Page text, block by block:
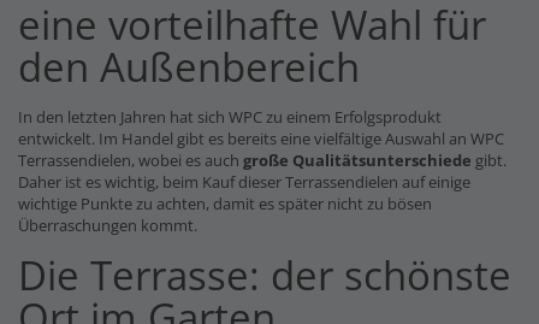
eine vorteilhafte Wahl für
den Außenbereich
In den letzten Jahren hat sich WPC zu einem Erfolgsprodukt
entwickelt. Im Handel gibt es bereits eine vielfältige Auswahl an WPC
Terrassendielen, wobei es auch große Qualitätsunterschiede gibt.
Daher ist es wichtig, beim Kauf dieser Terrassendielen auf einige
wichtige Punkte zu achten, damit es später nicht zu bösen
Überraschungen kommt.
Die Terrasse: der schönste